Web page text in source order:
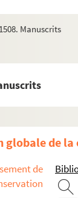
Manuscrits
globale de
de